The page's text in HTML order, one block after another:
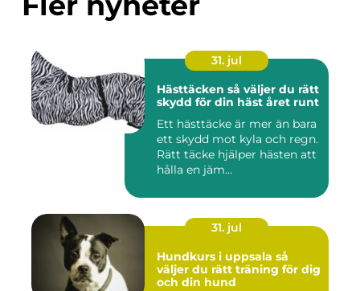
31. jul
Hästtäcken så väljer du rätt
skydd för din häst året runt
Ett hästtäcke är mer än bara
ett skydd mot kyla och regn.
Rätt täcke hjälper hästen att
hålla en jäm...
31. jul
Hundkurs i uppsala så
väljer du rätt träning för dig
och din hund